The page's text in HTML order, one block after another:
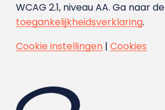
WCAG 2.1, niveau AA. Ga naar de
toegankelijkheidsverklaring.
Cookie instellingen| Cookies